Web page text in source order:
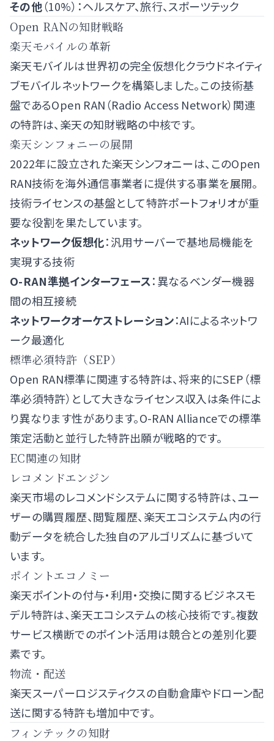
その他（10%）：ヘルスケア、旅行、スポーツテック
Open RANの知財戦略
楽天モバイルの革新
楽天モバイルは世界初の完全仮想化クラウドネイティ
ブモバイルネットワークを構築しました。この技術基
盤であるOpen RAN（Radio Access Network）関連
の特許は、楽天の知財戦略の中核です。
楽天シンフォニーの展開
2022年に設立された楽天シンフォニーは、このOpen
RAN技術を海外通信事業者に提供する事業を展開。
技術ライセンスの基盤として特許ポートフォリオが重
要な役割を果たしています。
ネットワーク仮想化：汎用サーバーで基地局機能を
実現する技術
O-RAN準拠インターフェース：異なるベンダー機器
間の相互接続
ネットワークオーケストレーション：AIによるネットワ
ーク最適化
標準必須特許（SEP）
Open RAN標準に関連する特許は、将来的にSEP（標
準必須特許）として大きなライセンス収入は条件によ
り異なります性があります。O-RAN Allianceでの標準
策定活動と並行した特許出願が戦略的です。
EC関連の知財
レコメンドエンジン
楽天市場のレコメンドシステムに関する特許は、ユー
ザーの購買履歴、閲覧履歴、楽天エコシステム内の行
動データを統合した独自のアルゴリズムに基づいて
います。
ポイントエコノミー
楽天ポイントの付与・利用・交換に関するビジネスモ
デル特許は、楽天エコシステムの核心技術です。複数
サービス横断でのポイント活用は競合との差別化要
素です。
物流・配送
楽天スーパーロジスティクスの自動倉庫やドローン配
送に関する特許も増加中です。
フィンテックの知財